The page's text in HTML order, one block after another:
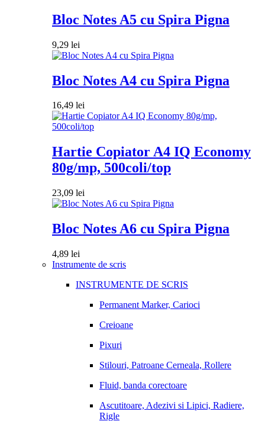
Bloc Notes A5 cu Spira Pigna
9,29 lei
Bloc Notes A4 cu Spira Pigna
16,49 lei
Hartie Copiator A4 IQ Economy
80g/mp, 500coli/top
23,09 lei
Bloc Notes A6 cu Spira Pigna
4,89 lei
Instrumente de scris
INSTRUMENTE DE SCRIS
Permanent Marker, Carioci
Creioane
Pixuri
Stilouri, Patroane Cerneala, Rollere
Fluid, banda corectoare
Ascutitoare, Adezivi si Lipici, Radiere,
Rigle